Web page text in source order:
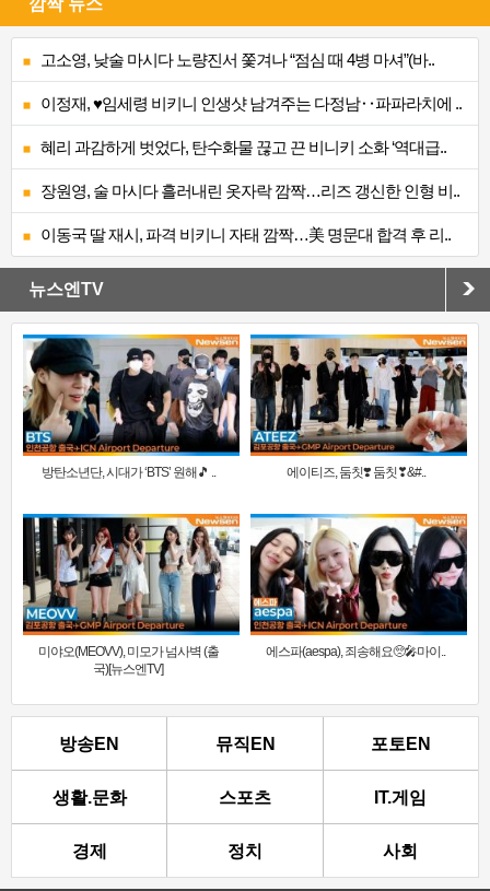
깜짝 뉴스
고소영, 낮술 마시다 노량진서 쫓겨나 “점심 때 4병 마셔”(바..
이정재, ♥임세령 비키니 인생샷 남겨주는 다정남‥파파라치에 ..
혜리 과감하게 벗었다, 탄수화물 끊고 끈 비니키 소화 ‘역대급..
장원영, 술 마시다 흘러내린 옷자락 깜짝…리즈 갱신한 인형 비..
이동국 딸 재시, 파격 비키니 자태 깜짝…美 명문대 합격 후 리..
뉴스엔TV
방탄소년단, 시대가 ‘BTS’ 원해🎵 .. 에이티즈, 둠칫❣️ 둠칫❣&#..
미야오(MEOVV), 미모가 넘사벽 (출
국)[뉴스엔TV]
에스파(aespa), 죄송해요🥺🎤마이..
방송EN 뮤직EN 포토EN
생활.문화 스포츠 IT.게임
경제 정치 사회